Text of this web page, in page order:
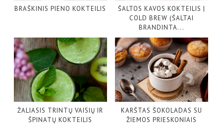
BRAŠKINIS PIENO KOKTEILIS
ŠALTOS KAVOS KOKTEILIS |
COLD BREW (ŠALTAI
BRANDINTA...
ŽALIASIS TRINTŲ VAISIŲ IR
ŠPINATŲ KOKTEILIS
KARŠTAS ŠOKOLADAS SU
ŽIEMOS PRIESKONIAIS